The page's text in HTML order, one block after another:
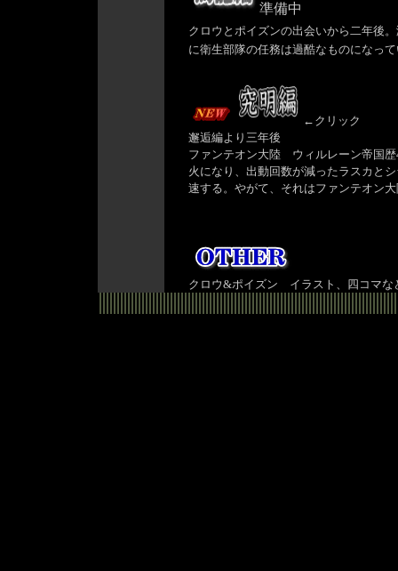
準備中
クロウとポイズンの出会いから二年後
に衛生部隊の任務は過酷なものになっ
←クリック
邂逅編より三年後
ファンテオン大陸 ウィルレーン帝国
火になり、出動回数が減ったラスカと
速する。やがて、それはファンテオン
クロウ&ポイズン イラスト、四コマな